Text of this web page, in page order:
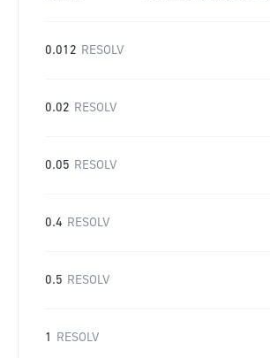
0.012 RESOLV
0.02 RESOLV
0.05 RESOLV
0.4 RESOLV
0.5 RESOLV
1 RESOLV